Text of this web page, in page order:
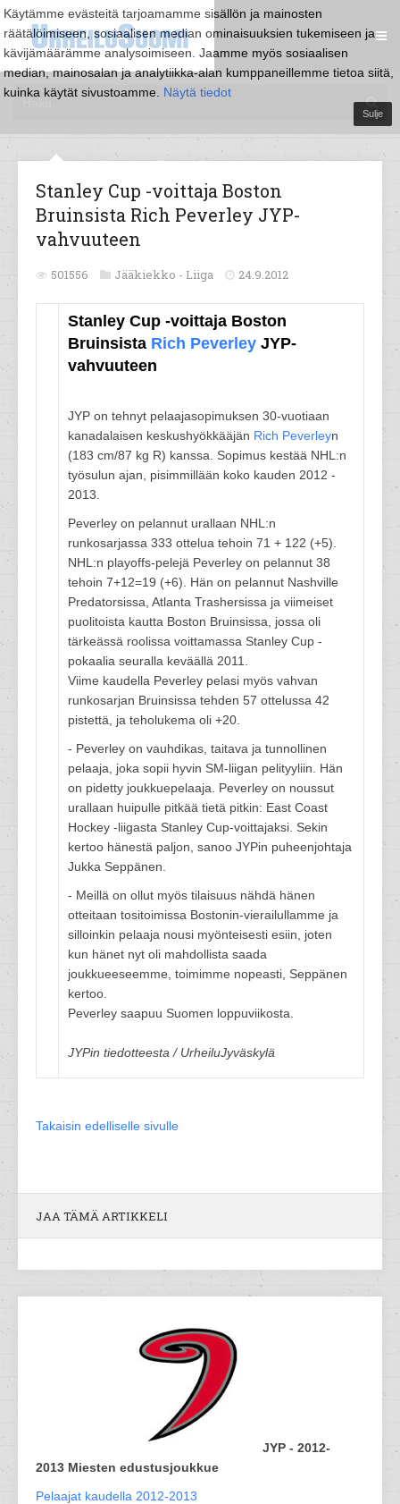
Käytämme evästeitä tarjoamamme sisällön ja mainosten
räätälöimiseen, sosiaalisen median ominaisuuksien tukemiseen ja
kävijämäärämme analysoimiseen. Jaamme myös sosiaalisen
median, mainosalan ja analytiikka-alan kumppaneillemme tietoa siitä,
kuinka käytät sivustoamme. Näytä tiedot
Sulje
Stanley Cup -voittaja Boston
Bruinsista Rich Peverley JYP-
vahvuuteen
501556 Jääkiekko - Liiga 24.9.2012
Stanley Cup -voittaja Boston
Bruinsista Rich Peverley JYP-
vahvuuteen
JYP on tehnyt pelaajasopimuksen 30-vuotiaan
kanadalaisen keskushyökkääjän Rich Peverleyn
(183 cm/87 kg R) kanssa. Sopimus kestää NHL:n
työsulun ajan, pisimmillään koko kauden 2012 -
2013.
Peverley on pelannut urallaan NHL:n
runkosarjassa 333 ottelua tehoin 71 + 122 (+5).
NHL:n playoffs-pelejä Peverley on pelannut 38
tehoin 7+12=19 (+6). Hän on pelannut Nashville
Predatorsissa, Atlanta Trashersissa ja viimeiset
puolitoista kautta Boston Bruinsissa, jossa oli
tärkeässä roolissa voittamassa Stanley Cup -
pokaalia seuralla keväällä 2011.
Viime kaudella Peverley pelasi myös vahvan
runkosarjan Bruinsissa tehden 57 ottelussa 42
pistettä, ja teholukema oli +20.
- Peverley on vauhdikas, taitava ja tunnollinen
pelaaja, joka sopii hyvin SM-liigan pelityyliin. Hän
on pidetty joukkuepelaaja. Peverley on noussut
urallaan huipulle pitkää tietä pitkin: East Coast
Hockey -liigasta Stanley Cup-voittajaksi. Sekin
kertoo hänestä paljon, sanoo JYPin puheenjohtaja
Jukka Seppänen.
- Meillä on ollut myös tilaisuus nähdä hänen
otteitaan tositoimissa Bostonin-vierailullamme ja
silloinkin pelaaja nousi myönteisesti esiin, joten
kun hänet nyt oli mahdollista saada
joukkueeseemme, toimimme nopeasti, Seppänen
kertoo.
Peverley saapuu Suomen loppuviikosta.
JYPin tiedotteesta / UrheiluJyväskylä
Takaisin edelliselle sivulle
JAA TÄMÄ ARTIKKELI
JYP - 2012-
2013 Miesten edustusjoukkue
Pelaajat kaudella 2012-2013